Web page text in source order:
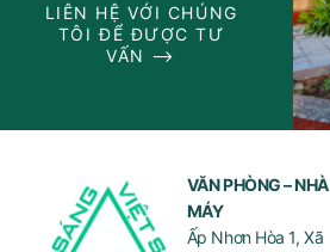
LIÊN HỆ VỚI CHÚNG
TÔI ĐỂ ĐƯỢC TƯ
VẤN ⟶
VĂN PHÒNG – NHÀ
MÁY
Ấp Nhơn Hòa 1, Xã